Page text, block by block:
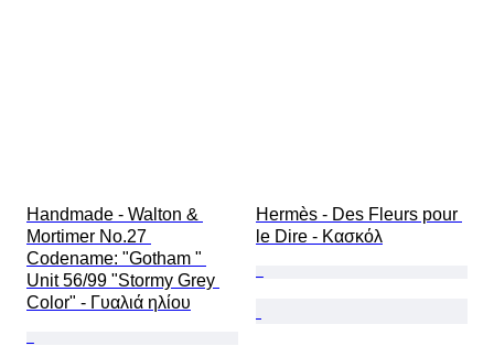
Handmade - Walton &
Mortimer No.27
Codename: "Gotham "
Unit 56/99 "Stormy Grey
Color" - Γυαλιά ηλίου
Hermès - Des Fleurs pour
le Dire - Κασκόλ